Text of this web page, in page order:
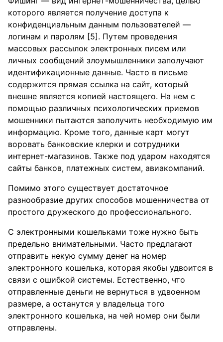
которого является получение доступа к
конфиденциальным данным пользователей —
логинам и паролям [5]. Путем проведения
массовых рассылок электронных писем или
личных сообщений злоумышленники заполучают
идентификационные данные. Часто в письме
содержится прямая ссылка на сайт, который
внешне является копией настоящего. На нем с
помощью различных психологических приемов
мошенники пытаются заполучить необходимую им
информацию. Кроме того, данные карт могут
воровать банковские клерки и сотрудники
интернет-магазинов. Также под ударом находятся
сайты банков, платежных систем, авиакомпаний.
Помимо этого существует достаточное
разнообразие других способов мошенничества от
простого дружеского до профессионального.
С электронными кошельками тоже нужно быть
предельно внимательными. Часто предлагают
отправить некую сумму денег на номер
электронного кошелька, которая якобы удвоится в
связи с ошибкой системы. Естественно, что
отправленные деньги не вернуться в удвоенном
размере, а останутся у владельца того
электронного кошелька, на чей номер они были
отправлены.